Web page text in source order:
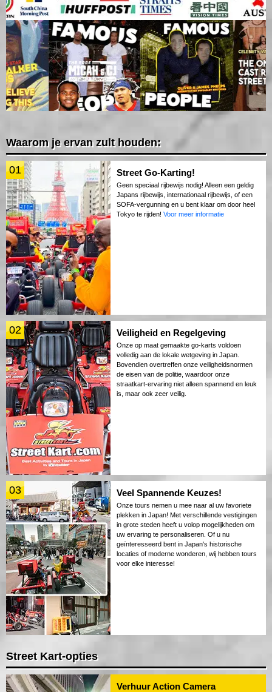
Waarom je ervan zult houden:
01 Street Go-Karting!
Geen speciaal rijbewijs nodig! Alleen een geldig
Japans rijbewijs, internationaal rijbewijs, of een
SOFA-vergunning en u bent klaar om door heel
Tokyo te rijden! Voor meer informatie
02 Veiligheid en Regelgeving
Onze op maat gemaakte go-karts voldoen
volledig aan de lokale wetgeving in Japan.
Bovendien overtreffen onze veiligheidsnormen
de eisen van de politie, waardoor onze
straatkart-ervaring niet alleen spannend en leuk
is, maar ook zeer veilig.
03 Veel Spannende Keuzes!
Onze tours nemen u mee naar al uw favoriete
plekken in Japan! Met verschillende vestigingen
in grote steden heeft u volop mogelijkheden om
uw ervaring te personaliseren. Of u nu
geïnteresseerd bent in Japan's historische
locaties of moderne wonderen, wij hebben tours
voor elke interesse!
Street Kart-opties
Verhuur Action Camera